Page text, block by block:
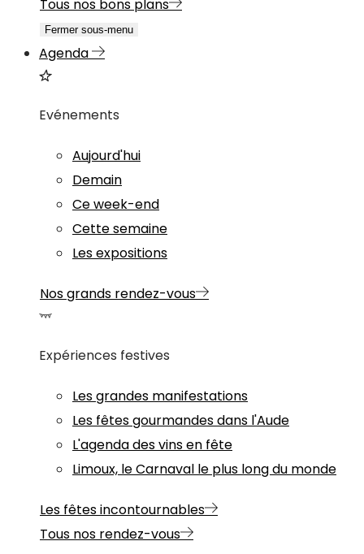
Tous nos bons plans
Fermer sous-menu
Agenda
Evénements
Aujourd'hui
Demain
Ce week-end
Cette semaine
Les expositions
Nos grands rendez-vous
Expériences festives
Les grandes manifestations
Les fêtes gourmandes dans l'Aude
L'agenda des vins en fête
Limoux, le Carnaval le plus long du monde
Les fêtes incontournables
Tous nos rendez-vous